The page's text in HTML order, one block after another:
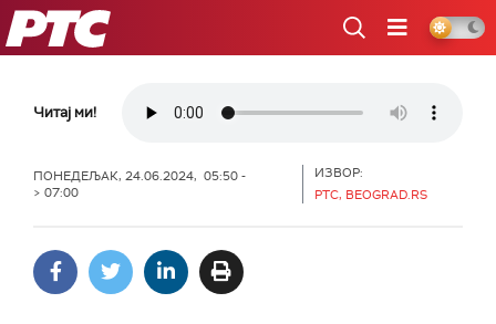
РТС
Читај ми!
ПОНЕДЕЉАК, 24.06.2024, 05:50 -
> 07:00
ИЗВОР:
РТС, BEOGRAD.RS